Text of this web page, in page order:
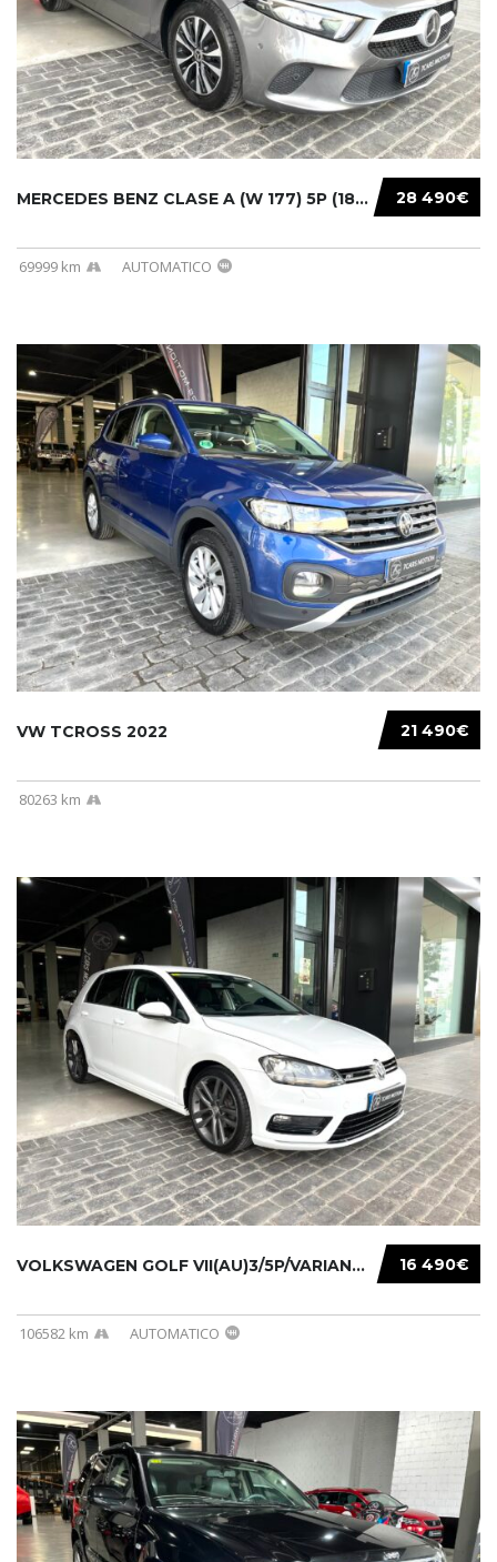
28 490€
MERCEDES BENZ CLASE A (W 177) 5P (18-) 2020....
69999 km AUTOMATICO
21 490€
VW TCROSS 2022
80263 km
16 490€
VOLKSWAGEN GOLF VII(AU)3/5P/VARIANT(12-16 20...
106582 km AUTOMATICO